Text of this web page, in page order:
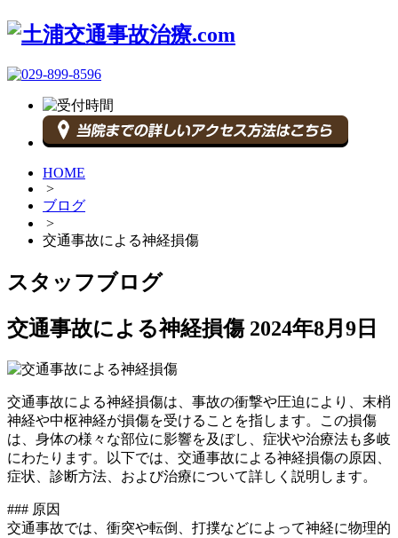
HOME
>
ブログ
>
交通事故による神経損傷
スタッフブログ
交通事故による神経損傷 2024年8月9日
交通事故による神経損傷は、事故の衝撃や圧迫により、末梢
神経や中枢神経が損傷を受けることを指します。この損傷
は、身体の様々な部位に影響を及ぼし、症状や治療法も多岐
にわたります。以下では、交通事故による神経損傷の原因、
症状、診断方法、および治療について詳しく説明します。
### 原因
交通事故では、衝突や転倒、打撲などによって神経に物理的